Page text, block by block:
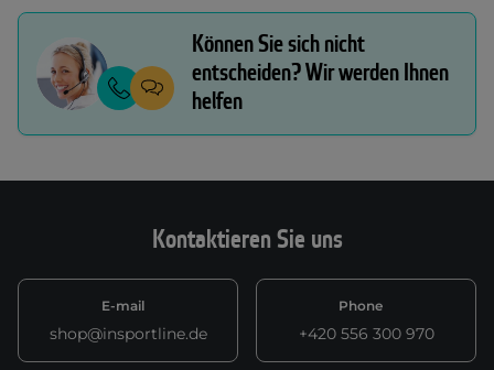
Können Sie sich nicht
entscheiden? Wir werden Ihnen
helfen
Kontaktieren Sie uns
E-mail
shop@insportline.de
Phone
+420 556 300 970